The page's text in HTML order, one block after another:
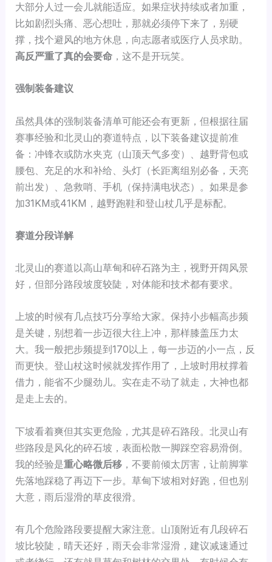
大部分人过一会儿就能适应。如果症状持续或者加重，
比如剧烈头痛、恶心想吐，那就必须停下来了，别硬
撑，找个避风的地方休息，向志愿者或医疗人员求助。
高反严重了真的会要命 ，这不是开玩笑。
强制装备建议
虽然具体的强制装备清单可能还会有更新，但根据往届
赛事经验和北灵山的赛道特点，以下装备建议提前准
备：冲锋衣或防水夹克（山顶天气多变）、越野背包或
腰包、充足的水和补给、头灯（长距离组别必备，天亮
前出发）、急救哨、手机（保持满电状态）。如果是参
加31KM或41KM，越野跑鞋和登山杖几乎是标配。
赛道分段详解
北灵山的赛道以高山草甸和碎石路为主，视野开阔风景
好，但部分路段坡度较陡，对体能和技术都有要求。
上坡的时候有几点技巧分享给大家。保持小步幅高步频
是关键，别想着一步迈很大往上冲，那样膝盖压力太
大。我一般把步频提到170以上，每一步迈的小一点，反
而更快。登山杖这时候就发挥作用了，上坡时用杖撑着
借力，能省不少腿劲儿。实在走不动了就走，大神也都
是走上去的。
下坡看着爽但其实更危险，尤其是碎石路段。北灵山有
些路段是风化的碎石坡，表面松散一脚踩空容易滑倒。
我的经验是重心略微后移 ，不要前倾太厉害，让前脚掌
先落地踩稳了再迈下一步。草甸下坡相对好跑，但也别
大意，雨后湿滑的草皮很滑。
有几个危险路段要提醒大家注意。山顶附近有几段碎石
坡比较陡，晴天还好，雨天会非常湿滑，建议减速通过